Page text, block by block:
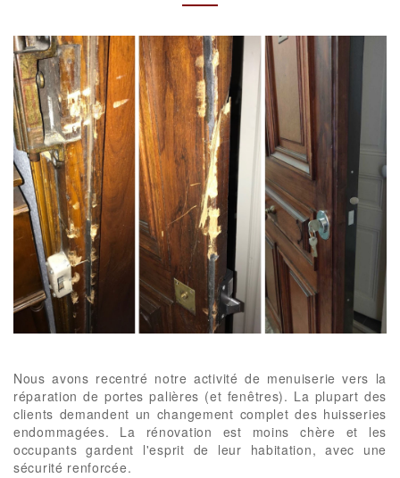
Nous avons recentré notre activité de menuiserie vers la
réparation de portes palières (et fenêtres). La plupart des
clients demandent un changement complet des huisseries
endommagées. La rénovation est moins chère et les
occupants gardent l'esprit de leur habitation, avec une
sécurité renforcée.